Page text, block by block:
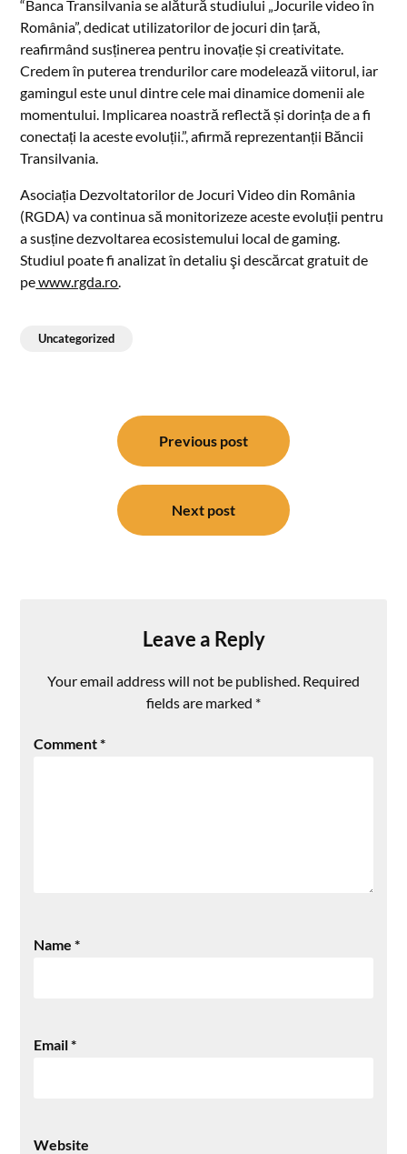
“Banca Transilvania se alătură studiului „Jocurile video în
România”, dedicat utilizatorilor de jocuri din țară,
reafirmând susținerea pentru inovație și creativitate.
Credem în puterea trendurilor care modelează viitorul, iar
gamingul este unul dintre cele mai dinamice domenii ale
momentului. Implicarea noastră reflectă și dorința de a fi
conectați la aceste evoluții.”, afirmă reprezentanții Băncii
Transilvania.
Asociația Dezvoltatorilor de Jocuri Video din România
(RGDA) va continua să monitorizeze aceste evoluții pentru
a susține dezvoltarea ecosistemului local de gaming.
Studiul poate fi analizat în detaliu şi descărcat gratuit de
pewww.rgda.ro.
Uncategorized
Previous post
Next post
Leave a Reply
Your email address will not be published. Required
fields are marked *
Comment*
Name*
Email*
Website